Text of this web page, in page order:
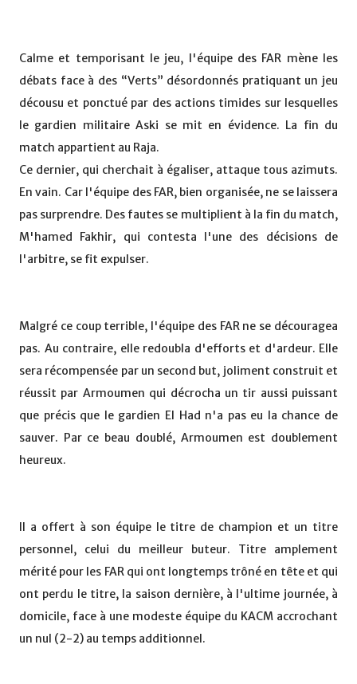
Calme et temporisant le jeu, l'équipe des FAR mène les
débats face à des “Verts” désordonnés pratiquant un jeu
décousu et ponctué par des actions timides sur lesquelles
le gardien militaire Aski se mit en évidence. La fin du
match appartient au Raja.
Ce dernier, qui cherchait à égaliser, attaque tous azimuts.
En vain. Car l'équipe des FAR, bien organisée, ne se laissera
pas surprendre. Des fautes se multiplient à la fin du match,
M'hamed Fakhir, qui contesta l'une des décisions de
l'arbitre, se fit expulser.
Malgré ce coup terrible, l'équipe des FAR ne se découragea
pas. Au contraire, elle redoubla d'efforts et d'ardeur. Elle
sera récompensée par un second but, joliment construit et
réussit par Armoumen qui décrocha un tir aussi puissant
que précis que le gardien El Had n'a pas eu la chance de
sauver. Par ce beau doublé, Armoumen est doublement
heureux.
Il a offert à son équipe le titre de champion et un titre
personnel, celui du meilleur buteur. Titre amplement
mérité pour les FAR qui ont longtemps trôné en tête et qui
ont perdu le titre, la saison dernière, à l'ultime journée, à
domicile, face à une modeste équipe du KACM accrochant
un nul (2-2) au temps additionnel.